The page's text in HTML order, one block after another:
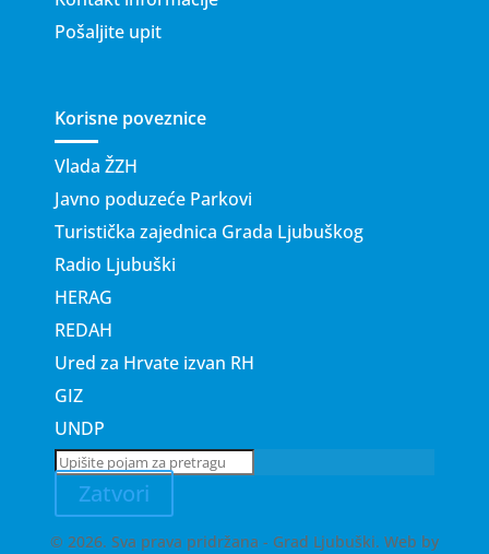
Pošaljite upit
Korisne poveznice
Vlada ŽZH
Javno poduzeće Parkovi
Turistička zajednica Grada Ljubuškog
Radio Ljubuški
HERAG
REDAH
Ured za Hrvate izvan RH
GIZ
UNDP
Zatvori
© 2026. Sva prava pridržana - Grad Ljubuški. Web by